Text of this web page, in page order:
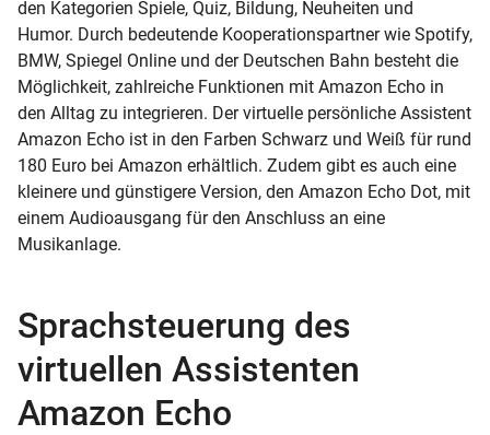
den Kategorien Spiele, Quiz, Bildung, Neuheiten und
Humor. Durch bedeutende Kooperationspartner wie Spotify,
BMW, Spiegel Online und der Deutschen Bahn besteht die
Möglichkeit, zahlreiche Funktionen mit Amazon Echo in
den Alltag zu integrieren. Der virtuelle persönliche Assistent
Amazon Echo ist in den Farben Schwarz und Weiß für rund
180 Euro bei Amazon erhältlich. Zudem gibt es auch eine
kleinere und günstigere Version, den Amazon Echo Dot, mit
einem Audioausgang für den Anschluss an eine
Musikanlage.
Sprachsteuerung des
virtuellen Assistenten
Amazon Echo